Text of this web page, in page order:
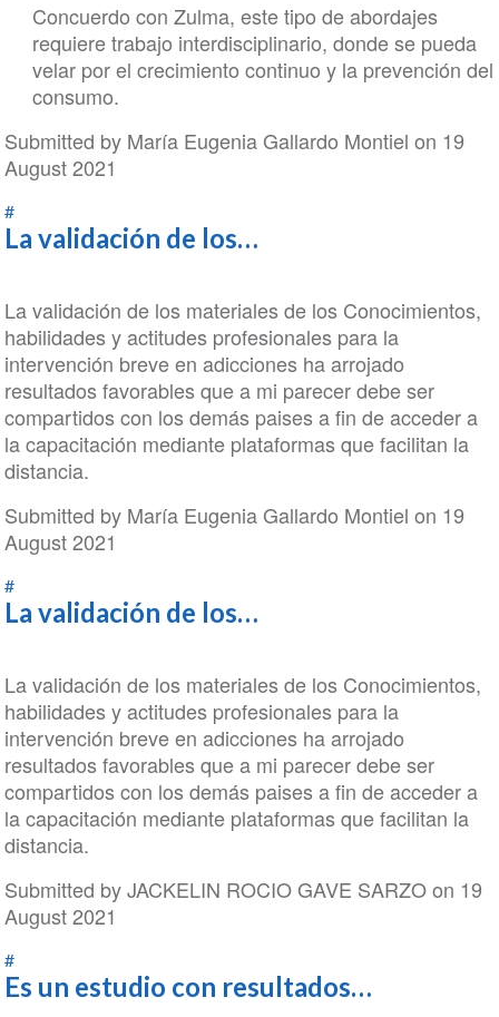
capacitación
continua
y…
by
Zulma
Carolina
Rodriguez
Concuerdo con Zulma, este tipo de abordajes
requiere trabajo interdisciplinario, donde se pueda
velar por el crecimiento continuo y la prevención del
consumo.
Submitted by María Eugenia Gallardo Montiel on 19
August 2021
#
La validación de los…
La validación de los materiales de los Conocimientos,
habilidades y actitudes profesionales para la
intervención breve en adicciones ha arrojado
resultados favorables que a mi parecer debe ser
compartidos con los demás paises a fin de acceder a
la capacitación mediante plataformas que facilitan la
distancia.
Submitted by María Eugenia Gallardo Montiel on 19
August 2021
#
La validación de los…
La validación de los materiales de los Conocimientos,
habilidades y actitudes profesionales para la
intervención breve en adicciones ha arrojado
resultados favorables que a mi parecer debe ser
compartidos con los demás paises a fin de acceder a
la capacitación mediante plataformas que facilitan la
distancia.
Submitted byJACKELIN ROCIO GAVE SARZOon 19
August 2021
#
Es un estudio con resultados…